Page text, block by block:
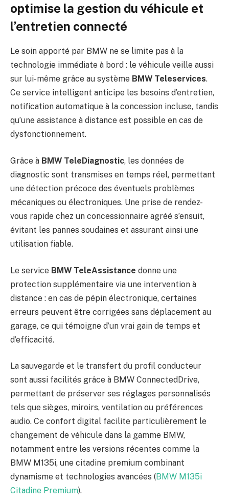
optimise la gestion du véhicule et
l’entretien connecté
Le soin apporté par BMW ne se limite pas à la
technologie immédiate à bord : le véhicule veille aussi
sur lui-même grâce au système BMW Teleservices.
Ce service intelligent anticipe les besoins d’entretien,
notification automatique à la concession incluse, tandis
qu’une assistance à distance est possible en cas de
dysfonctionnement.
Grâce à BMW TeleDiagnostic, les données de
diagnostic sont transmises en temps réel, permettant
une détection précoce des éventuels problèmes
mécaniques ou électroniques. Une prise de rendez-
vous rapide chez un concessionnaire agréé s’ensuit,
évitant les pannes soudaines et assurant ainsi une
utilisation fiable.
Le service BMW TeleAssistance donne une
protection supplémentaire via une intervention à
distance : en cas de pépin électronique, certaines
erreurs peuvent être corrigées sans déplacement au
garage, ce qui témoigne d’un vrai gain de temps et
d’efficacité.
La sauvegarde et le transfert du profil conducteur
sont aussi facilités grâce à BMW ConnectedDrive,
permettant de préserver ses réglages personnalisés
tels que sièges, miroirs, ventilation ou préférences
audio. Ce confort digital facilite particulièrement le
changement de véhicule dans la gamme BMW,
notamment entre les versions récentes comme la
BMW M135i, une citadine premium combinant
dynamisme et technologies avancées (BMW M135i
Citadine Premium).